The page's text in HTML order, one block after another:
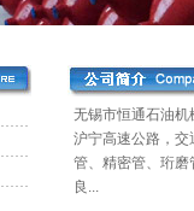
无锡市恒通石油
沪宁高速公路，
管、精密管、珩
良...